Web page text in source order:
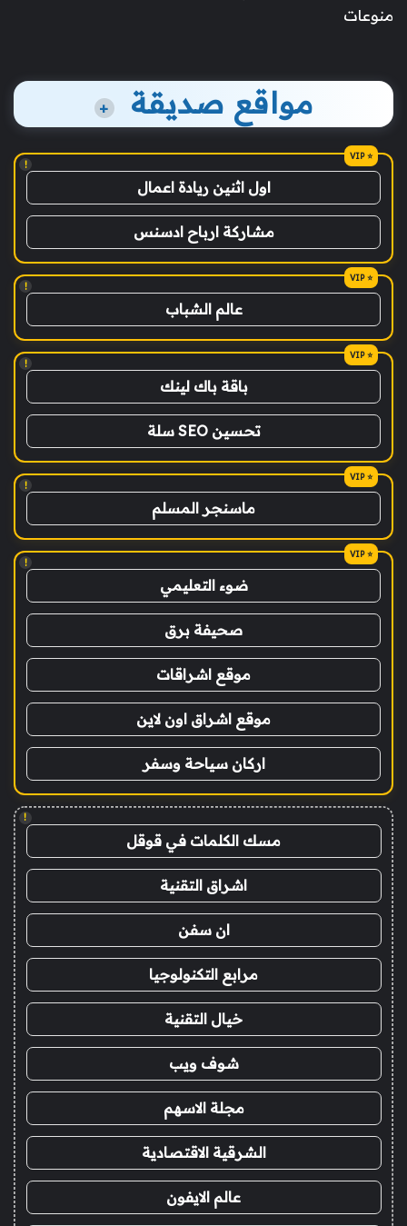
منوعات
مواقع صديقة +
!
اول اثنين ريادة اعمال
مشاركة ارباح ادسنس
!
عالم الشباب
!
باقة باك لينك
تحسين SEO سلة
!
ماسنجر المسلم
!
ضوء التعليمي
صحيفة برق
موقع اشراقات
موقع اشراق اون لاين
اركان سياحة وسفر
!
مسك الكلمات في قوقل
اشراق التقنية
ان سفن
مرابع التكنولوجيا
خيال التقنية
شوف ويب
مجلة الاسهم
الشرقية الاقتصادية
عالم الايفون